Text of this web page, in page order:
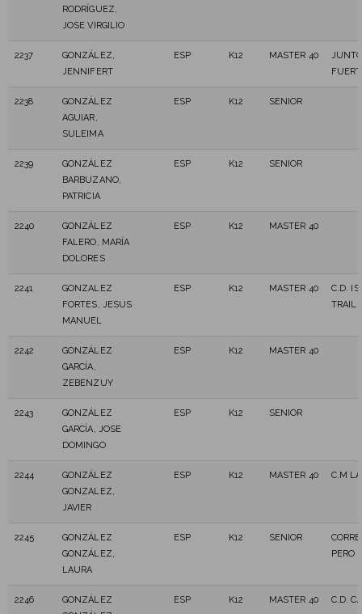
RODRÍGUEZ,
JOSE VIRGILIO
2237
GONZÁLEZ,
JENNIFERT
ESP K12 MASTER 40
2238
GONZÁLEZ
AGUIAR,
SULEIMA
ESP K12 SENIOR
2239
GONZÁLEZ
BARBUZANO,
PATRICIA
ESP K12 SENIOR
2240
GONZÁLEZ
FALERO, MARÍA
DOLORES
ESP K12 MASTER 40
2241
GONZALEZ
FORTES, JESUS
MANUEL
ESP K12 MASTER 40
C.D.
TRAIL
2242
GONZÁLEZ
GARCÍA,
ZEBENZUY
ESP K12 MASTER 40
2243
GONZÁLEZ
GARCÍA, JOSE
DOMINGO
ESP K12 SENIOR
2244
GONZÁLEZ
GONZALEZ,
JAVIER
ESP K12 MASTER 40 C.M
2245
GONZÁLEZ
GONZÁLEZ,
LAURA
ESP K12 SENIOR
PERO
2246
GONZÁLEZ
ESP K12 MASTER 40 C.D.